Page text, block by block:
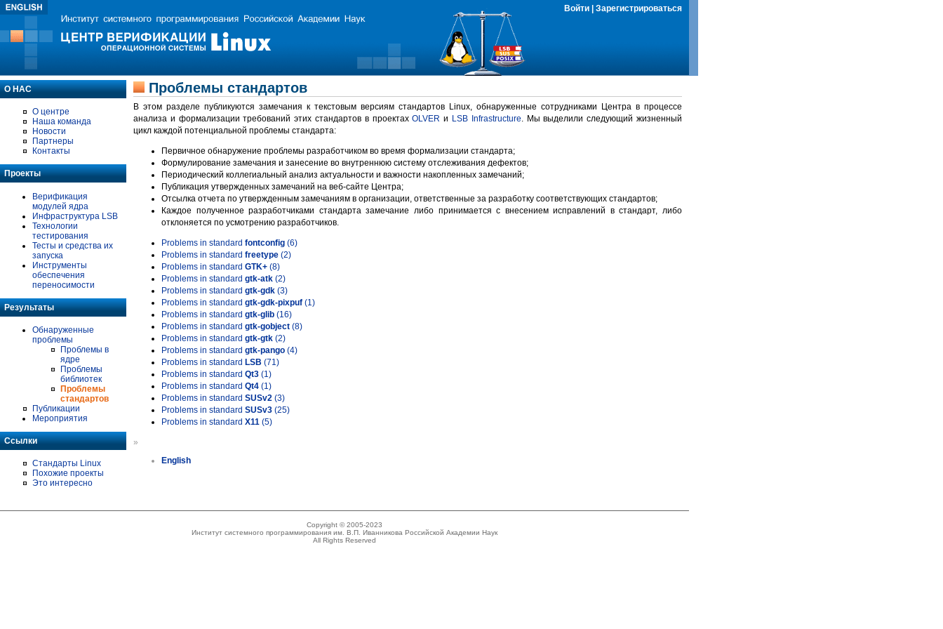
Войти Зарегистрироваться
О НАС
О центре
Наша команда
Новости
Партнеры
Контакты
Проекты
Верификация
модулей ядра
Инфраструктура LSB
Технологии
тестирования
Тесты и средства их
запуска
Инструменты
обеспечения
переносимости
Результаты
Обнаруженные
проблемы
Проблемы в
ядре
Проблемы
библиотек
Проблемы
стандартов
Публикации
Мероприятия
Ссылки
Стандарты Linux
Похожие проекты
Это интересно
Проблемы стандартов
В этом разделе публикуются замечания к текстовым версиям стандартов Linux, обнаруженные сотрудниками Центра в процессе
анализа и формализации требований этих стандартов в проектахOLVER и LSB Infrastructure. Мы выделили следующий жизненный
цикл каждой потенциальной проблемы стандарта:
Первичное обнаружение проблемы разработчиком во время формализации стандарта;
Формулирование замечания и занесение во внутреннюю систему отслеживания дефектов;
Периодический коллегиальный анализ актуальности и важности накопленных замечаний;
Публикация утвержденных замечаний на веб-сайте Центра;
Отсылка отчета по утвержденным замечаниям в организации, ответственные за разработку соответствующих стандартов;
Каждое полученное разработчиками стандарта замечание либо принимается с внесением исправлений в стандарт, либо
отклоняется по усмотрению разработчиков.
Problems in standard fontconfig (6)
Problems in standard freetype (2)
Problems in standard GTK+ (8)
Problems in standard gtk-atk (2)
Problems in standard gtk-gdk (3)
Problems in standard gtk-gdk-pixpuf (1)
Problems in standard gtk-glib (16)
Problems in standard gtk-gobject (8)
Problems in standard gtk-gtk (2)
Problems in standard gtk-pango (4)
Problems in standard LSB (71)
Problems in standard Qt3 (1)
Problems in standard Qt4 (1)
Problems in standard SUSv2 (3)
Problems in standard SUSv3 (25)
Problems in standard X11 (5)
»
English
Copyright © 2005-2023
Институт системного программирования им. В.П. Иванникова Российской Академии Наук
All Rights Reserved